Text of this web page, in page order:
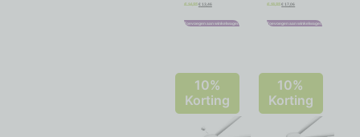
€ 14,95 € 13,46
Toevoegen aan winkelwagen
€18,95 € 17,06
Toevoegen aan winkelwagen
10%
Korting
10%
Korting